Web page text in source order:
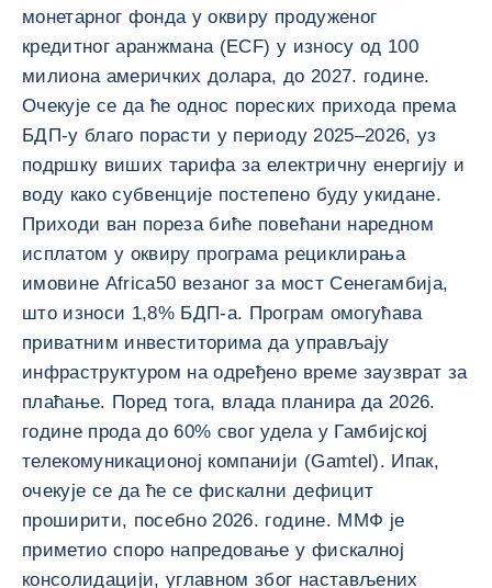
монетарног фонда у оквиру продуженог
кредитног аранжмана (ECF) у износу од 100
милиона америчких долара, до 2027. године.
Очекује се да ће однос пореских прихода према
БДП-у благо порасти у периоду 2025–2026, уз
подршку виших тарифа за електричну енергију и
воду како субвенције постепено буду укидане.
Приходи ван пореза биће повећани наредном
исплатом у оквиру програма рециклирања
имовине Africa50 везаног за мост Сенегамбија,
што износи 1,8% БДП-а. Програм омогућава
приватним инвеститорима да управљају
инфраструктуром на одређено време заузврат за
плаћање. Поред тога, влада планира да 2026.
године прода до 60% свог удела у Гамбијској
телекомуникационој компанији (Gamtel). Ипак,
очекује се да ће се фискални дефицит
проширити, посебно 2026. године. ММФ је
приметио споро напредовање у фискалној
консолидацији, углавном због настављених